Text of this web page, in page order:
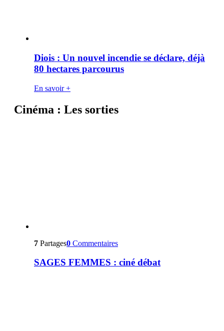
Diois : Un nouvel incendie se déclare, déjà
80 hectares parcourus
En savoir +
Cinéma : Les sorties
7 Partages0 Commentaires
SAGES FEMMES : ciné débat